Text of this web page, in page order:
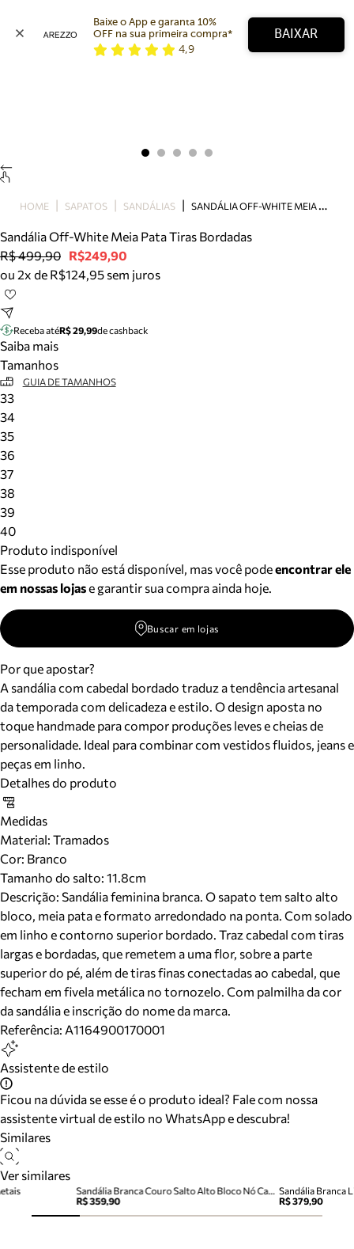
Bolsa
Tamanco
Tênis
Mule
Tire dúvidas sobre pedidos, devoluções e mais.
Meus pedidos
Acompanhe seus pedidos e solicite devoluções.
Baixe o App e garanta 10%
OFF na sua primeira compra*
4,9
BAIXAR
HOME SAPATOS SANDÁLIAS S
ANDÁLIA OFF-WHITE MEIA PATA TIRAS BORDADAS
Sandália Off-White Meia Pata Tiras Bordadas
R$ 499,90 R$249,90
ou 2x de R$124,95 sem juros
Receba atéR$ 29,99de cashback
Saiba mais
Tamanhos
GUIA DE TAMANHOS
33
34
35
36
37
38
39
40
Produto indisponível
Esse produto não está disponível, mas você podeencontrar ele
em nossas lojase garantir sua compra ainda hoje.
Buscar em lojas
Por que apostar?
A sandália com cabedal bordado traduz a tendência artesanal
da temporada com delicadeza e estilo. O design aposta no
toque handmade para compor produções leves e cheias de
personalidade. Ideal para combinar com vestidos fluidos, jeans e
peças em linho.
Detalhes do produto
Medidas
Material: Tramados
Cor: Branco
Tamanho do salto: 11.8cm
Descrição: Sandália feminina branca. O sapato tem salto alto
bloco, meia pata e formato arredondado na ponta. Com solado
em linho e contorno superior bordado. Traz cabedal com tiras
largas e bordadas, que remetem a uma flor, sobre a parte
superior do pé, além de tiras finas conectadas ao cabedal, que
fecham em fivela metálica no tornozelo. Com palmilha da cor
da sandália e inscrição do nome da marca.
Referência: A1164900170001
Assistente de estilo
Ficou na dúvida se esse é o produto ideal? Fale com nossa
assistente virtual de estilo no WhatsApp e descubra!
Similares
Ver similares
Sandália Branca Couro Salto Alto Bloco Nó Camila
R$ 359,90
Sandália Branca
R$ 379,90